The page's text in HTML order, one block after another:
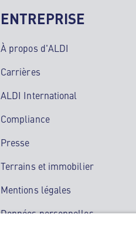
ENTREPRISE
À propos d'ALDI
Carrières
ALDI International
Compliance
Presse
Terrains et immobilier
Mentions légales
Données personnelles